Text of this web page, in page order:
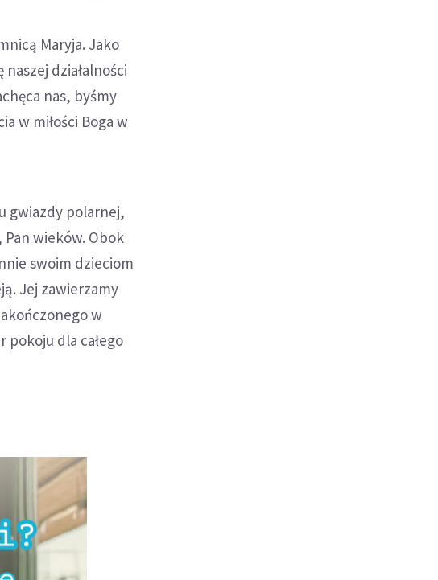
Maryja. Jako
działalności
nas, byśmy
w miłości Boga w
gwiazdy polarnej,
wieków. Obok
swoim dzieciom
Jej zawierzamy
w
pokoju dla całego